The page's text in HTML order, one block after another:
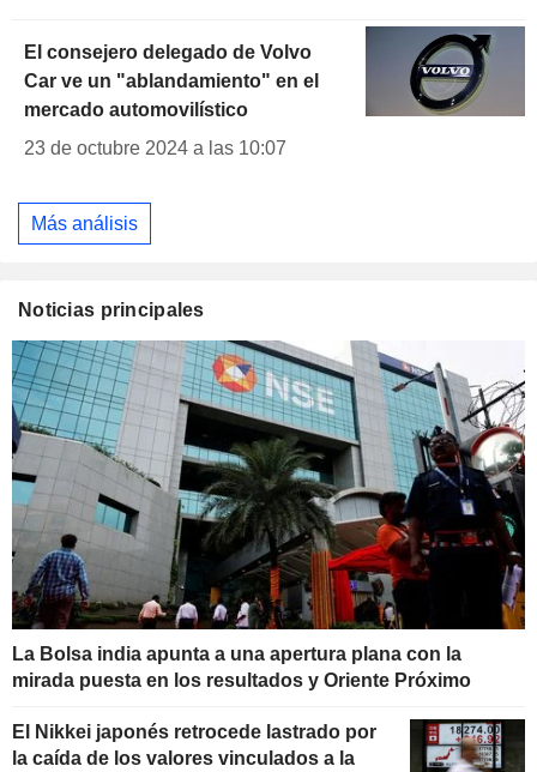
El consejero delegado de Volvo
Car ve un "ablandamiento" en el
mercado automovilístico
23 de octubre 2024 a las 10:07
Más análisis
Noticias principales
La Bolsa india apunta a una apertura plana con la
mirada puesta en los resultados y Oriente Próximo
El Nikkei japonés retrocede lastrado por
la caída de los valores vinculados a la